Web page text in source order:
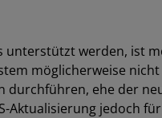
werden, ist
möglicherweise nicht
durchführen, ehe der
Aktualisierung jedoch